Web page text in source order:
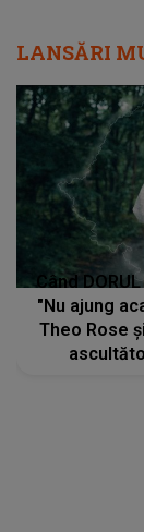
LANSĂRI
Când
"Nu ajung
Theo Rose